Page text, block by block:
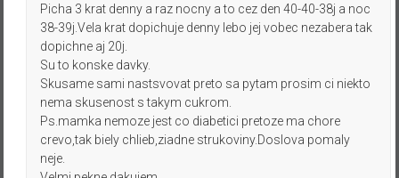
Picha 3 krat denny a raz nocny a to cez den 40-40-38j a noc
38-39j.Vela krat dopichuje denny lebo jej vobec nezabera tak
dopichne aj 20j.
Su to konske davky.
Skusame sami nastsvovat preto sa pytam prosim ci niekto
nema skusenost s takym cukrom.
Ps.mamka nemoze jest co diabetici pretoze ma chore
crevo,tak biely chlieb,ziadne strukoviny.Doslova pomaly
neje.